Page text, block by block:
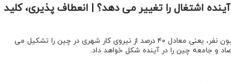
اشتغال را تغییر می دهد؟ | انعطاف پذیری، کلید
اقتصادنیوز: کارگران گیگ مجموعاً ۲۰۰ میلیون نفر، یعنی معادل ۴۰ درصد از نیروی کار شهری در چین را تشکیل می
و جامعه چین را در آینده شکل خواهد داد.